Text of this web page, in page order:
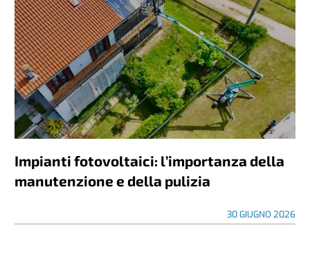
Impianti fotovoltaici: l’importanza della
manutenzione e della pulizia
30 GIUGNO 2026